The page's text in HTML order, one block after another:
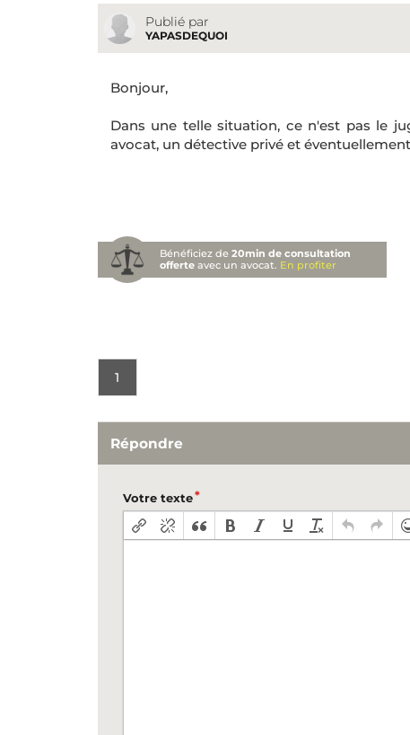
Publié par
YAPASDEQUOI
Bonjour,
Dans une telle situation, ce n'est pas le
avocat, un détective privé et
Bénéficiez de20min de consultation
offerte avec un avocat. En profiter
1
Répondre
Votre texte